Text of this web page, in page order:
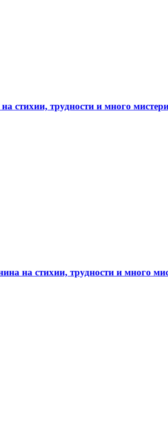
стихии, трудности и много
на стихии, трудности и много